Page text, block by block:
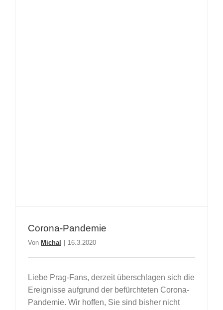
Corona-Pandemie
Von Michal 16.3.2020
Liebe Prag-Fans, derzeit überschlagen sich die
Ereignisse aufgrund der befürchteten Corona-
Pandemie. Wir hoffen, Sie sind bisher nicht